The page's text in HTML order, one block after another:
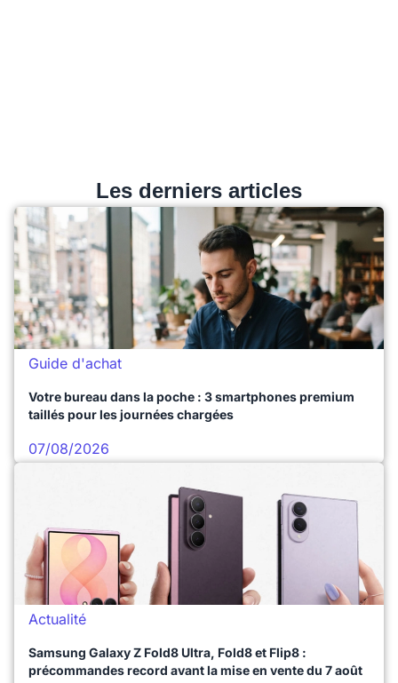
Les derniers articles
Guide d'achat
Votre bureau dans la poche : 3 smartphones premium
taillés pour les journées chargées
07/08/2026
Actualité
Samsung Galaxy Z Fold8 Ultra, Fold8 et Flip8 :
précommandes record avant la mise en vente du 7 août